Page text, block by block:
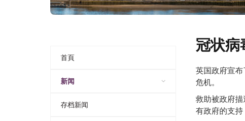
首頁
新闻
存档新闻
冠状
英国政府宣
危机。
救助被政府
有政府的支持